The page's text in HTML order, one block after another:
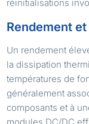
réinitialisations
Rendement
Un rendement
la dissipation
températures de
généralement
composants et à